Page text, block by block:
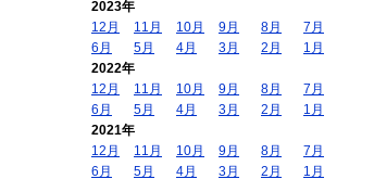
2023年
12月
11月 10月 9月 8月
7月
6月
5月 4月 3月 2月
1月
2022年
12月
11月 10月 9月 8月
7月
6月
5月 4月 3月 2月
1月
2021年
12月
11月 10月 9月 8月
7月
6月
5月 4月 3月 2月 1月